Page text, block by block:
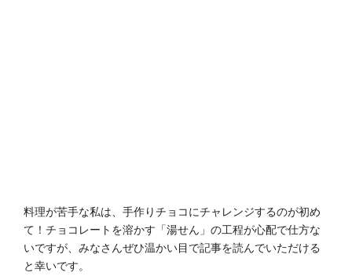
料理が苦手な私は、手作りチョコにチャレンジするのが初め
て！チョコレートを溶かす「湯せん」の工程が心配で仕方な
いですが、みなさんぜひ温かい目で記事を読んでいただける
と幸いです。